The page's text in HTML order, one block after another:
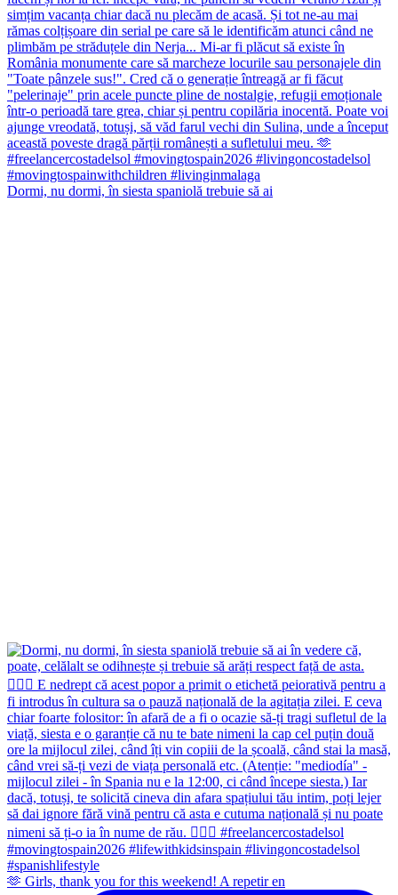
Dormi, nu dormi, în siesta spaniolă trebuie să ai
🫶 Girls, thank you for this weekend! A repetir en